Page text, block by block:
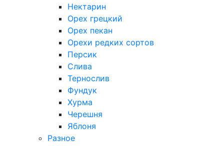
Нектарин
Орех грецкий
Орех пекан
Орехи редких сортов
Персик
Слива
Тернослив
Фундук
Хурма
Черешня
Яблоня
Разное